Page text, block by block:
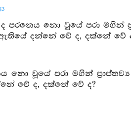
නො වූයේ පරා මගින්
දන්නේ වේ ද, දක්නේ වේ
නො වූයේ පරා මගින්
වේ ද, දක්නේ වේ ද?